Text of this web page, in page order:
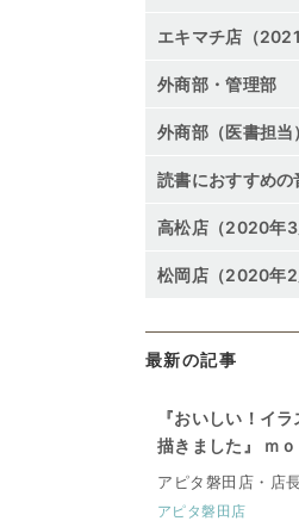
エキマチ店（
外商部・管理部
外商部（医書担当
読書におすすめの
高松店（2020年3
松岡店（2020年2
最新の記事
『おいしい！イ
描きました』 ｍ
アピタ磐田店・店
アピタ磐田店